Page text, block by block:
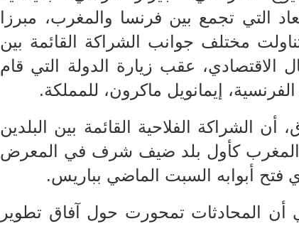
التي تجمع بين فرنسا والمغرب، مبرزا
مختلف جوانب الشراكة القائمة بين
الاقتصادي، عقب زيارة الدولة التي قام
إيمانويل ماكرون، للمملكة.
أن الشراكة الفلاحية القائمة بين البلدين
المغرب كأول بلد ضيف شرف في المعرض
فتح أبوابه السبت الماضي بباريس.
المحادثات تمحورت حول آفاق تطوير